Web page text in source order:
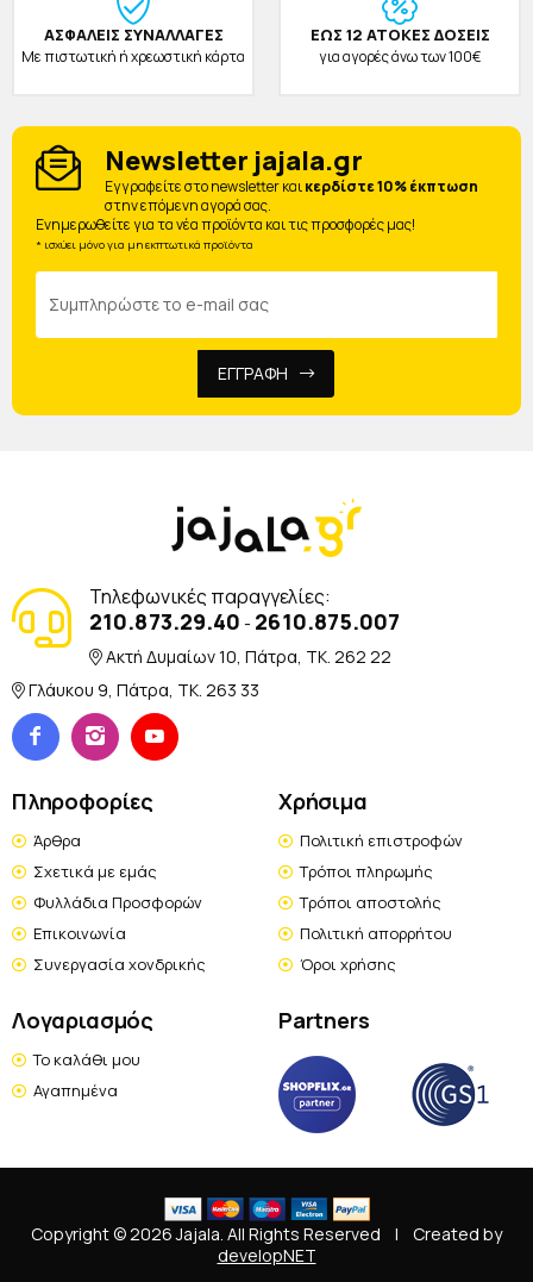
ΑΣΦΑΛΕΙΣ ΣΥΝΑΛΛΑΓΕΣ
Με πιστωτική ή χρεωστική κάρτα
ΕΩΣ 12 ΑΤΟΚΕΣ ΔΟΣΕΙΣ
για αγορές άνω των 100€
Newsletter jajala.gr
Eγγραφείτε στο newsletter καικερδίστε 10% έκπτωση
στην επόμενη αγορά σας.
Ενημερωθείτε για τα νέα προϊόντα και τις προσφορές μας!
* ισχύει μόνο για μη εκπτωτικά προϊόντα
ΕΓΓΡΑΦΗ
Τηλεφωνικές παραγγελίες:
210.873.29.40 - 2610.875.007
Ακτή Δυμαίων 10, Πάτρα, TK. 262 22
Γλάυκου 9, Πάτρα, TK. 263 33
Πληροφορίες
Άρθρα
Σχετικά με εμάς
Φυλλάδια Προσφορών
Επικοινωνία
Συνεργασία χονδρικής
Χρήσιμα
Πολιτική επιστροφών
Τρόποι πληρωμής
Τρόποι αποστολής
Πολιτική απορρήτου
Όροι χρήσης
Λογαριασμός
Το καλάθι μου
Αγαπημένα
Partners
Copyright © 2026 Jajala. All Rights Reserved |
Created by
developNET